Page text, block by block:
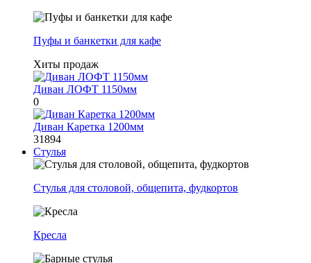
Пуфы и банкетки для кафе
Хиты продаж
Диван ЛОФТ 1150мм
0
Диван Каретка 1200мм
31894
Стулья
Стулья для столовой, общепита, фудкортов
Кресла